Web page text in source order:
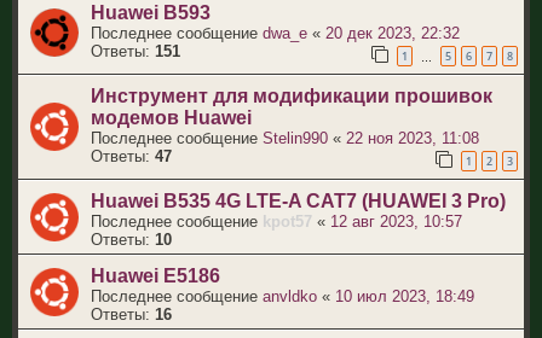
Huawei B593
Последнее сообщение dwa_e « 20 дек 2023, 22:32
Ответы: 151 1 5 6 7 8
Инструмент для модификации прошивок
модемов Huawei
Последнее сообщение Stelin990 « 22 ноя 2023, 11:08
Ответы: 47 1 2 3
Huawei B535 4G LTE-A CAT7 (HUAWEI 3 Pro)
Последнее сообщение kpot57 « 12 авг 2023, 10:57
Ответы: 10
Huawei E5186
Последнее сообщение anvldko « 10 июл 2023, 18:49
Ответы: 16